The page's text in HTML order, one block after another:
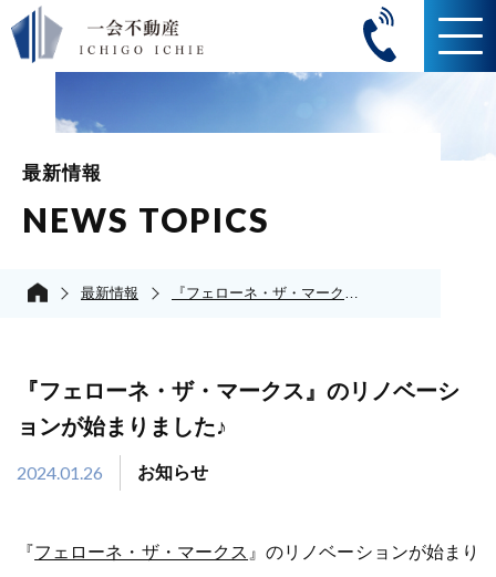
最新情報
NEWS TOPICS
最新情報 『フェローネ・ザ・マークス』のリノベーションが始まりました♪
『フェローネ・ザ・マークス』のリノベーシ
ョンが始まりました♪
2024.01.26 お知らせ
『フェローネ・ザ・マークス 』のリノベーションが始まり